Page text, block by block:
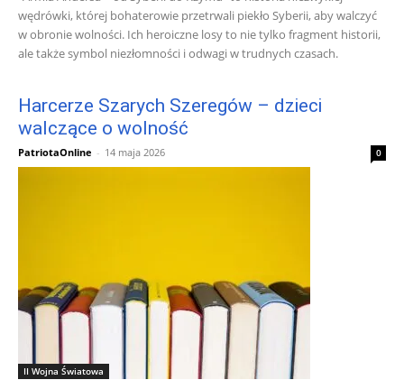
wędrówki, której bohaterowie przetrwali piekło Syberii, aby walczyć
w obronie wolności. Ich heroiczne losy to nie tylko fragment historii,
ale także symbol niezłomności i odwagi w trudnych czasach.
Harcerze Szarych Szeregów – dzieci
walczące o wolność
PatriotaOnline - 14 maja 2026 0
II Wojna Światowa